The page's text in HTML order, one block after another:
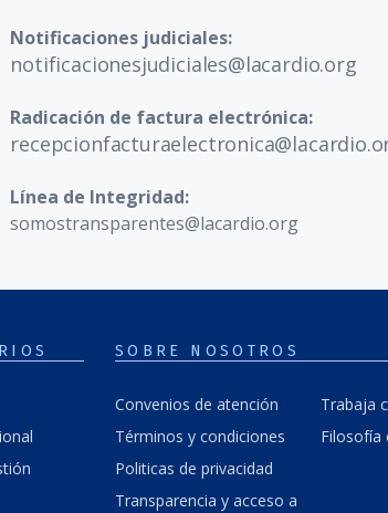
Notificaciones judiciales:
notificacionesjudiciales@lacardio.org
Radicación de factura electrónica:
Línea de Integridad:
somostransparentes@lacardio.org
SOBRE NOSOTROS
Convenios de atención
Términos y condiciones
Politicas de privacidad
Transparencia y acceso a
Trabaja
Filosofía